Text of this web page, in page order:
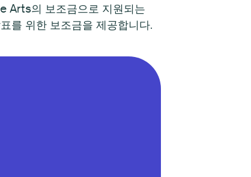
의 보조금으로 지원되는
를 위한 보조금을 제공합니다.